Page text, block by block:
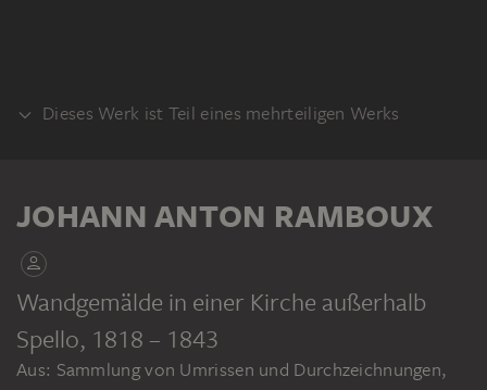
Dieses Werk ist Teil eines mehrteiligen Werks
JOHANN ANTON RAMBOUX
Sammlung von Umrissen und Durchzeichnungen, Band 3
JOHANN ANTON RAMBOUX
Wandgemälde in einer Kirche außerhalb
Spello, 1818 – 1843
Aus: Sammlung von Umrissen und Durchzeichnungen,